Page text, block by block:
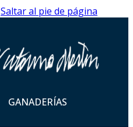
Saltar al pie de página
GANADERÍAS